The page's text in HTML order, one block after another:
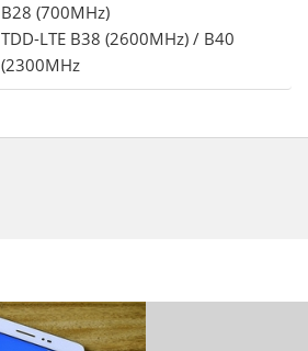
B28 (700MHz)
TDD-LTE B38 (2600MHz) / B40
(2300MHz